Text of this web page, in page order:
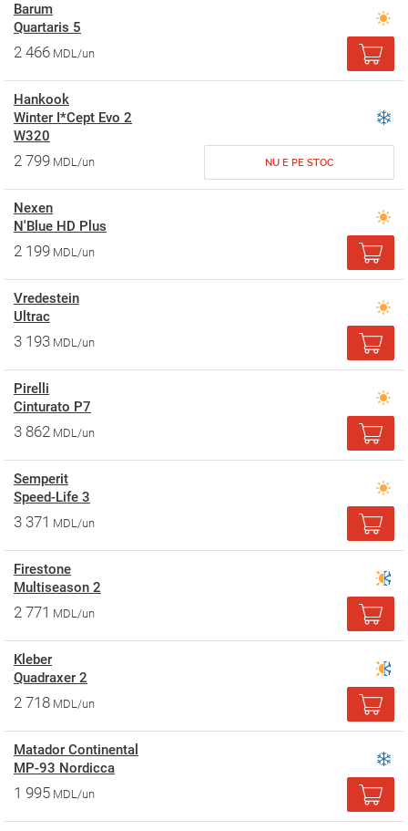
Barum
Quartaris 5
2 466 MDL/un
Hankook
Winter I*Cept Evo 2
W320
2 799 MDL/un NU E PE STOC
Nexen
N'Blue HD Plus
2 199 MDL/un
Vredestein
Ultrac
3 193 MDL/un
Pirelli
Cinturato P7
3 862 MDL/un
Semperit
Speed-Life 3
3 371 MDL/un
Firestone
Multiseason 2
2 771 MDL/un
Kleber
Quadraxer 2
2 718 MDL/un
Matador Continental
MP-93 Nordicca
1 995 MDL/un